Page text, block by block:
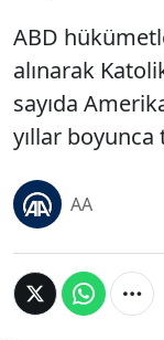
ABD
alınarak
sayıda
yıllar boyunca
AA